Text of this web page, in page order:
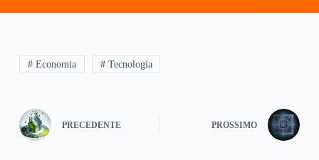
# Economia # Tecnologia
PRECEDENTE PROSSIMO